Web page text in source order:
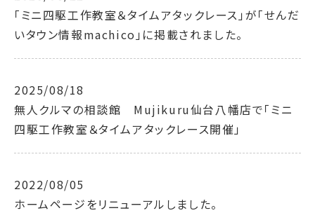
「ミニ四駆工作教室＆タイムアタックレース」が「せんだ
いタウン情報machico」に掲載されました。
2025/08/18
無人クルマの相談館 Mujikuru仙台八幡店で「ミニ
四駆工作教室＆タイムアタックレース開催」
2022/08/05
ホームページをリニューアルしました。